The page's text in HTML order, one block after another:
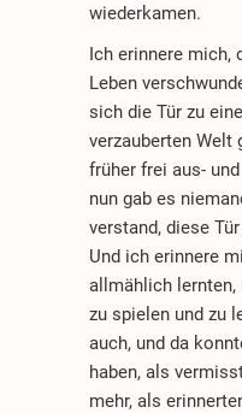
wiederkamen.
Ich erinnere mich,
Leben
sich die Tür zu
verzauberten Welt
früher frei aus-
nun gab es
verstand, diese
Und ich erinnere
allmählich lernten,
zu spielen und zu
auch, und da
haben, als
mehr, als